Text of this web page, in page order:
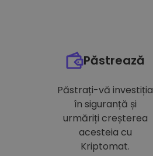
Păstrează
Păstrați-vă investiția
în siguranță și
urmăriți creșterea
acesteia cu
Kriptomat.